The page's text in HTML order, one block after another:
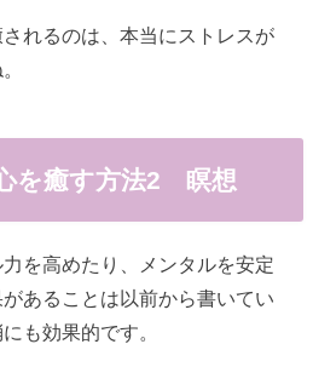
れるのは、本当にストレスが
を癒す方法2 瞑想
を高めたり、メンタルを安定
あることは以前から書いてい
も効果的です。